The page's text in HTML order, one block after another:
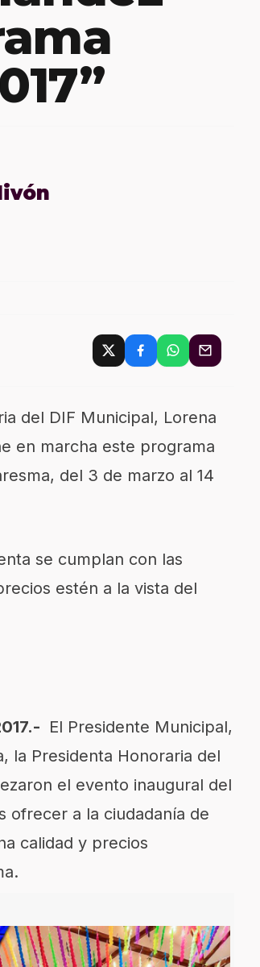
del DIF Municipal, Lorena
en marcha este programa
del 3 de marzo al 14
se cumplan con las
estén a la vista del
El Presidente Municipal,
la Presidenta Honoraria del
el evento inaugural del
ofrecer a la ciudadanía de
calidad y precios